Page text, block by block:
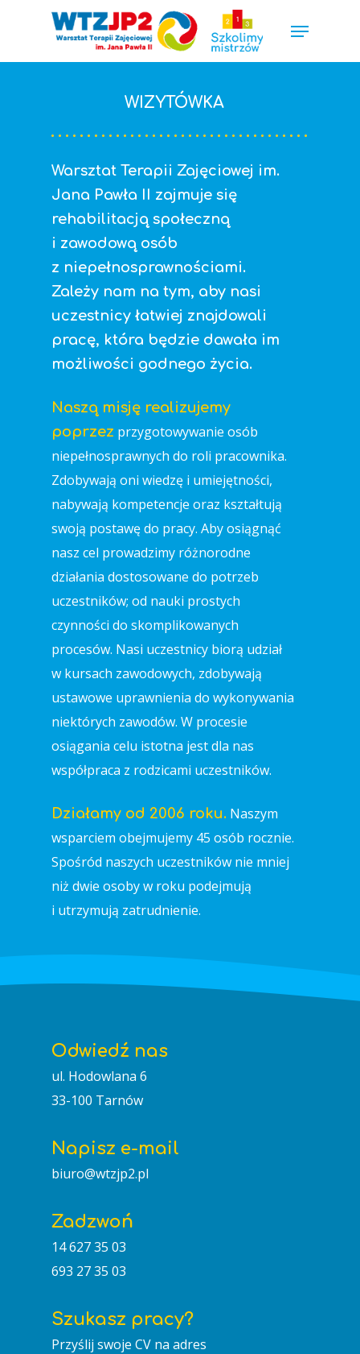
Hit enter to search or ESC to close
WIZYTÓWKA
Warsztat Terapii Zajęciowej im.
Jana Pawła II zajmuje się
rehabilitacją społeczną
i zawodową osób
z niepełnosprawnościami.
Zależy nam na tym, aby nasi
uczestnicy łatwiej znajdowali
pracę, która będzie dawała im
możliwości godnego życia.
Naszą misję realizujemy
poprzez przygotowywanie osób
niepełnosprawnych do roli pracownika.
Zdobywają oni wiedzę i umiejętności,
nabywają kompetencje oraz kształtują
swoją postawę do pracy. Aby osiągnąć
nasz cel prowadzimy różnorodne
działania dostosowane do potrzeb
uczestników; od nauki prostych
czynności do skomplikowanych
procesów. Nasi uczestnicy biorą udział
w kursach zawodowych, zdobywają
ustawowe uprawnienia do wykonywania
niektórych zawodów. W procesie
osiągania celu istotna jest dla nas
współpraca z rodzicami uczestników.
Działamy od 2006 roku. Naszym
wsparciem obejmujemy 45 osób rocznie.
Spośród naszych uczestników nie mniej
niż dwie osoby w roku podejmują
i utrzymują zatrudnienie.
Odwiedź nas
ul. Hodowlana 6
33-100 Tarnów
Napisz e-mail
biuro@wtzjp2.pl
Zadzwoń
14 627 35 03
693 27 35 03
Szukasz pracy?
Przyślij swoje CV na adres